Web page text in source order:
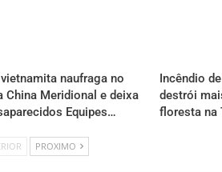
naufraga no
China Meridional e deixa
Equipes…
Incêndio
destrói
floresta na
PROXIMO